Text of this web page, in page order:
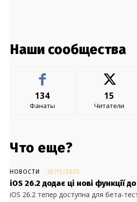
Наши сообщества
134
Фанаты
15
Читатели
Что еще?
НОВОСТИ 10/11/2025
iOS 26.2 додає ці нові функції
iOS 26.2 тепер доступна для бета-